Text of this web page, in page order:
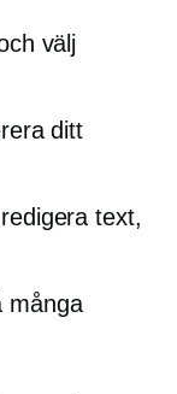
välj
ditt
text,
många